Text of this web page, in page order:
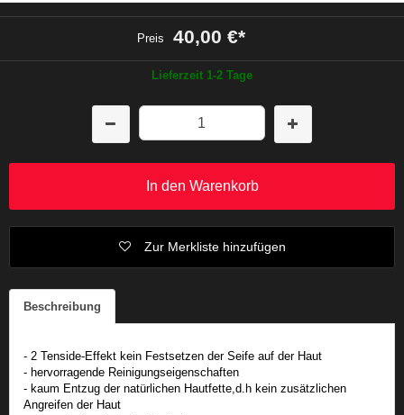
Preis 40,00 €*
Lieferzeit 1-2 Tage
In den Warenkorb
Zur Merkliste hinzufügen
Beschreibung
- 2 Tenside-Effekt kein Festsetzen der Seife auf der Haut
- hervorragende Reinigungseigenschaften
- kaum Entzug der natürlichen Hautfette,d.h kein zusätzlichen
Angreifen der Haut